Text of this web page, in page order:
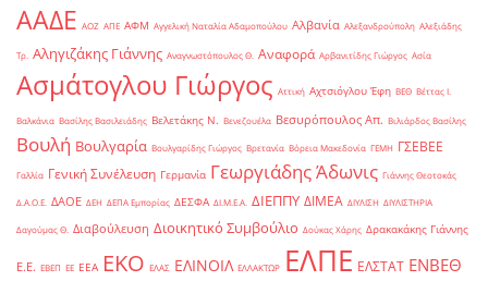
ΑΑΔΕ ΑΟΖ ΑΠΕ ΑΦΜ Αγγελική Ναταλία Αδαμοπούλου Αλβανία Αλεξανδρούπολη Αλεξιάδης
Τρ. Αληγιζάκης Γιάννης Αναγνωστόπουλος Θ. Αναφορά Αρβανιτίδης Γιώργος Ασία
Ασμάτογλου Γιώργος Αττική Αχτσιόγλου Έφη ΒΕΘ Βέττας Ι.
Βαλκάνια Βασίλης Βασιλειάδης Βελετάκης Ν. Βενεζουέλα Βεσυρόπουλος Απ. Βιλιάρδος Βασίλης
Βουλή Βουλγαρία Βουλγαρίδης Γιώργος Βρετανία Βόρεια Μακεδονία ΓΕΜΗ ΓΣΕΒΕΕ
Γαλλία Γενική Συνέλευση Γερμανία Γεωργιάδης Άδωνις Γιάννης Θεοτοκάς
Δ.Α.Ο.Ε. ΔΑΟΕ ΔΕΗ ΔΕΠΑ Εμπορίας ΔΕΣΦΑ ΔΙ.Μ.Ε.Α. ΔΙΕΠΠΥ ΔΙΜΕΑ ΔΙΥΛΙΣΗ ΔΙΥΛΙΣΤΗΡΙΑ
Δαγούμας Θ. Διαβούλευση Διοικητικό Συμβούλιο Δούκας Χάρης Δρακακάκης Γιάννης
Ε.Ε. ΕΒΕΠ ΕΕ ΕΕΑ ΕΚΟ ΕΛΑΣ ΕΛΙΝΟΙΛ ΕΛΛΑΚΤΩΡ ΕΛΠΕ ΕΛΣΤΑΤ ΕΝΒΕΘ